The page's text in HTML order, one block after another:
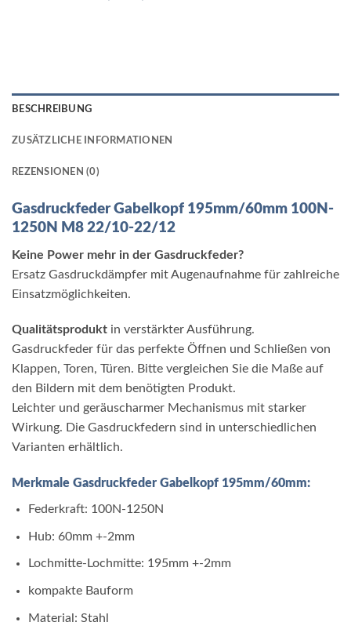
BESCHREIBUNG
ZUSÄTZLICHE INFORMATIONEN
REZENSIONEN (0)
Gasdruckfeder Gabelkopf 195mm/60mm 100N-
1250N M8 22/10-22/12
Keine Power mehr in der Gasdruckfeder?
Ersatz Gasdruckdämpfer mit Augenaufnahme für zahlreiche
Einsatzmöglichkeiten.
Qualitätsprodukt in verstärkter Ausführung.
Gasdruckfeder für das perfekte Öffnen und Schließen von
Klappen, Toren, Türen. Bitte vergleichen Sie die Maße auf
den Bildern mit dem benötigten Produkt.
Leichter und geräuscharmer Mechanismus mit starker
Wirkung. Die Gasdruckfedern sind in unterschiedlichen
Varianten erhältlich.
Merkmale Gasdruckfeder Gabelkopf 195mm/60mm:
Federkraft: 100N-1250N
Hub: 60mm +-2mm
Lochmitte-Lochmitte: 195mm +-2mm
kompakte Bauform
Material: Stahl